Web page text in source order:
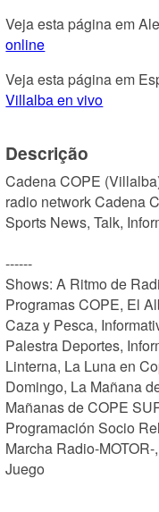
Veja esta página em
online
Veja esta página em
Villalba en vivo
Descrição
Cadena COPE
radio network Cadena
Sports News, Talk,
------
Shows: A Ritmo de
Programas COPE, El
Caza y Pesca,
Palestra Deportes,
Linterna, La Luna en
Domingo, La Mañana
Mañanas de COPE
Programación Socio
Marcha Radio-
Juego